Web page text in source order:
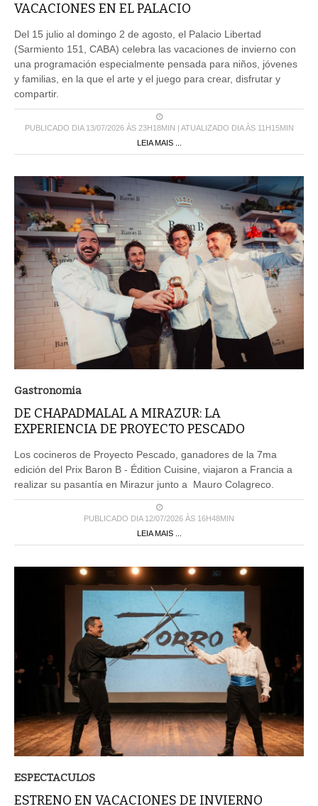
VACACIONES EN EL PALACIO
Del 15 julio al domingo 2 de agosto, el Palacio Libertad
(Sarmiento 151, CABA) celebra las vacaciones de invierno con
una programación especialmente pensada para niños, jóvenes
y familias, en la que el arte y el juego para crear, disfrutar y
compartir.
PUBLICADO DIA 13/07/2026 ÀS 23H18MIN | ATUALIZADO DIA ÀS 11H15MIN
LEIA MAIS ...
Gastronomia
DE CHAPADMALAL A MIRAZUR: LA
EXPERIENCIA DE PROYECTO PESCADO
Los cocineros de Proyecto Pescado, ganadores de la 7ma
edición del Prix Baron B - Édition Cuisine, viajaron a Francia a
realizar su pasantía en Mirazur junto a Mauro Colagreco.
PUBLICADO DIA 12/07/2026 ÀS 16H48MIN
LEIA MAIS ...
ESPECTACULOS
ESTRENO EN VACACIONES DE INVIERNO